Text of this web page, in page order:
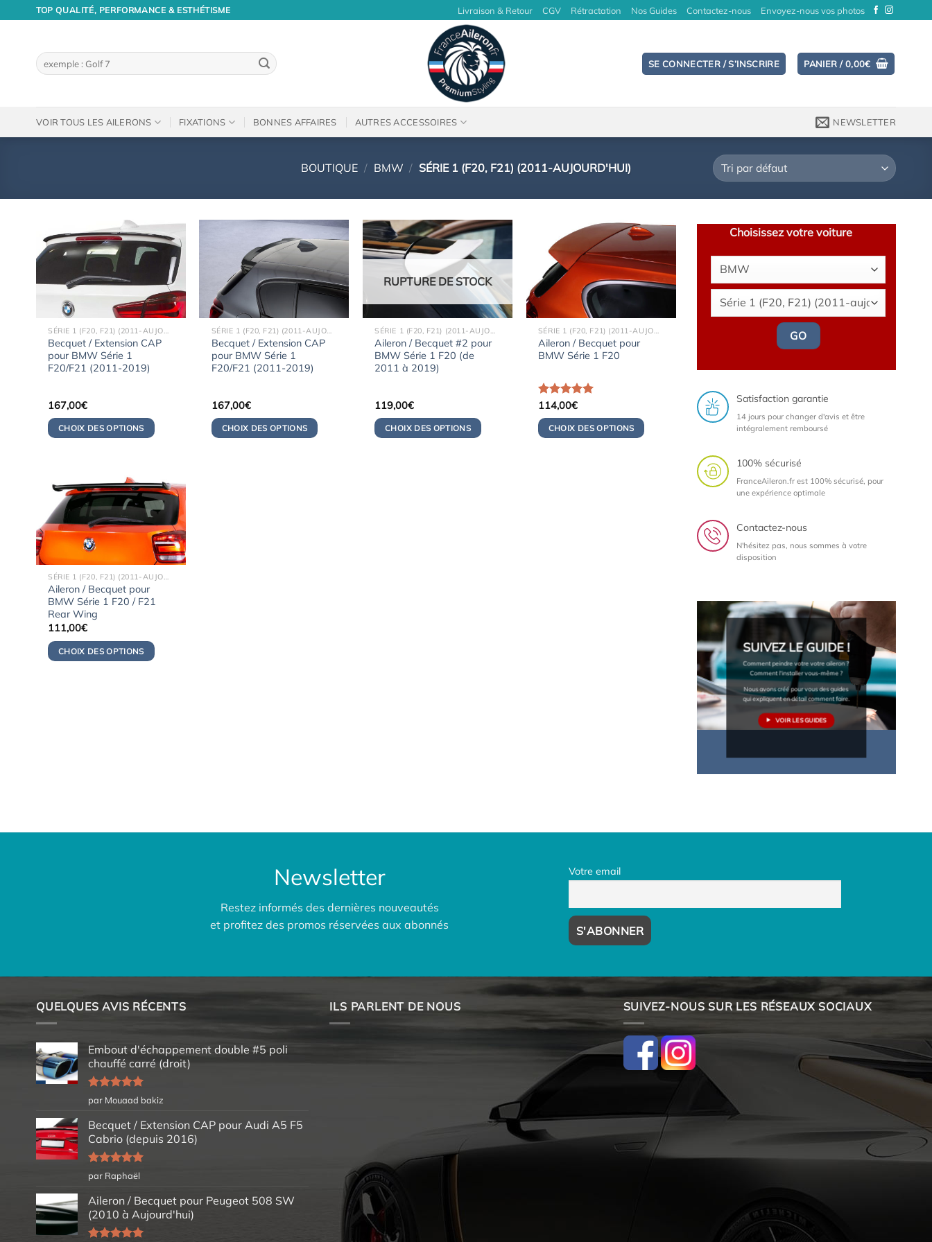
TOP QUALITÉ, PERFORMANCE & ESTHÉTISME Livraison & Retour CGV Rétractation Nos Guides Contactez-nous Envoyez-nous vos photos
Recherche
pour :
SE CONNECTER / S’INSCRIRE PANIER /0,00€
VOIR TOUS LES AILERONS FIXATIONS BONNES AFFAIRES AUTRES ACCESSOIRES NEWSLETTER
BOUTIQUE / BMW / SÉRIE 1 (F20, F21) (2011-AUJOURD'HUI)
Becquet / Extension CAP
pour BMW Série 1
F20/F21 (2011-2019)
167,00€
CHOIX DES OPTIONS
Becquet / Extension CAP
pour BMW Série 1
F20/F21 (2011-2019)
167,00€
CHOIX DES OPTIONS
RUPTURE DE STOCK
Aileron / Becquet #2 pour
BMW Série 1 F20 (de
2011 à 2019)
119,00€
CHOIX DES OPTIONS
Aileron / Becquet pour
BMW Série 1 F20
Note5.00
sur 5
114,00€
CHOIX DES OPTIONS
SÉRIE 1 (F20, F21) (2011-AUJOURD'HUI)
Aileron / Becquet pour
BMW Série 1 F20 / F21
Rear Wing
111,00€
CHOIX DES OPTIONS
Choisissez votre voiture
GO
Satisfaction garantie
14 jours pour changer d'avis et être
intégralement remboursé
100% sécurisé
FranceAileron.fr est 100% sécurisé, pour
une expérience optimale
Contactez-nous
N'hésitez pas, nous sommes à votre
disposition
SUIVEZ LE GUIDE !
Comment peindre votre votre aileron ?
Comment l'installer vous-même ?
Nous avons créé pour vous des guides
qui expliquent en détail comment faire.
VOIR LES GUIDES
Newsletter
Restez informés des dernières nouveautés
et profitez des promos réservées aux abonnés
Votre email
QUELQUES AVIS RÉCENTS
Embout d'échappement double #5 poli
chauffé carré (droit)
Note5sur
5
par Mouaad bakiz
Becquet / Extension CAP pour Audi A5 F5
Cabrio (depuis 2016)
Note5sur
5
par Raphaël
Aileron / Becquet pour Peugeot 508 SW
(2010 à Aujourd'hui)
ILS PARLENT DE NOUS SUIVEZ-NOUS SUR LES RÉSEAUX SOCIAUX